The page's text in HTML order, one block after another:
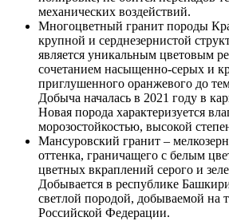
механических воздействий.
Многоцветный гранит породы
крупной и серднезернистой
является уникальным цветовым
сочетанием насыщенно-серых и
приглушенного оранжевого до
Добыча началась в 2021 году в
Новая порода характеризуется
морозостойкостью, высокой
Мансуровский гранит –
оттенка, граничащего с белым
цветных вкраплений серого и
Добывается в республике
светлой породой, добываемой на
Российской Федерации.